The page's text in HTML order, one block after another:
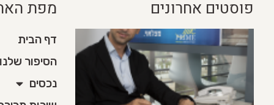
פוסטים אחרונים מפת
דף הבית
הסיפור שלנו
נכסים